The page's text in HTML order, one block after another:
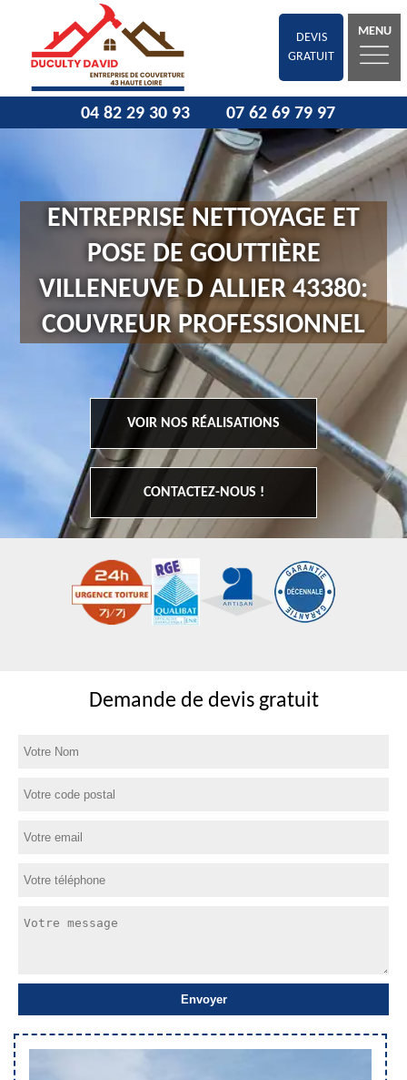
DEVIS
GRATUIT
MENU
04 82 29 30 93 07 62 69 79 97
ENTREPRISE NETTOYAGE ET
POSE DE GOUTTIÈRE
VILLENEUVE D ALLIER 43380:
COUVREUR PROFESSIONNEL
VOIR NOS RÉALISATIONS
CONTACTEZ-NOUS !
Demande de devis gratuit